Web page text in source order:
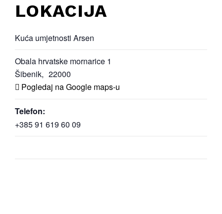
LOKACIJA
Kuća umjetnosti Arsen
Obala hrvatske mornarice 1
Šibenik, 22000
Pogledaj na Google maps-u
Telefon:
+385 91 619 60 09